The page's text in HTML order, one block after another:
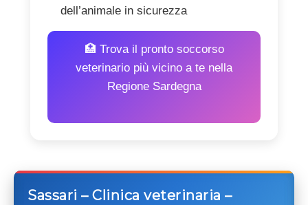
dell’animale in sicurezza
🏥 Trova il pronto soccorso
veterinario più vicino a te nella
Regione Sardegna
Sassari – Clinica veterinaria –